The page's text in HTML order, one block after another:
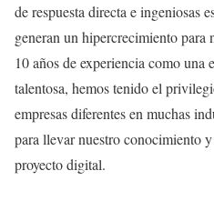
de respuesta directa e ingeniosas
generan un hipercrecimiento para
10 años de experiencia como una
talentosa, hemos tenido el
empresas diferentes en muchas
para llevar nuestro conocimiento
proyecto digital.